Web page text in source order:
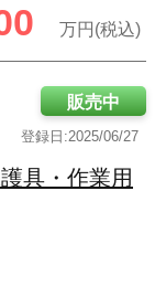
万円(税込)
登録日:2025/06/27
販売中
具・作業用